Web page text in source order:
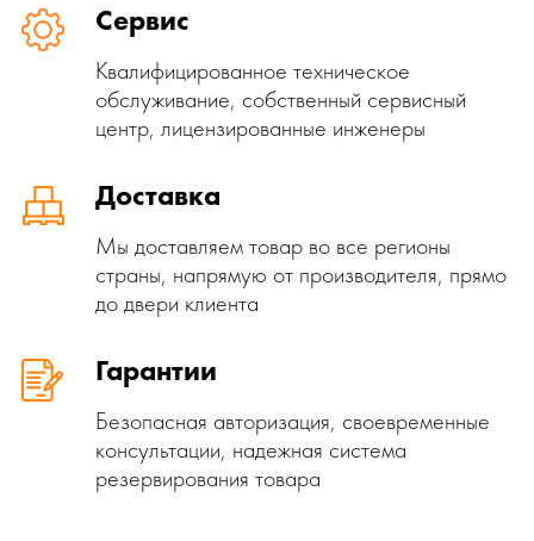
Сервис
Квалифицированное техническое
обслуживание, собственный сервисный
центр, лицензированные инженеры
Доставка
Мы доставляем товар во все регионы
страны, напрямую от производителя, прямо
до двери клиента
Гарантии
Безопасная авторизация, своевременные
консультации, надежная система
резервирования товара